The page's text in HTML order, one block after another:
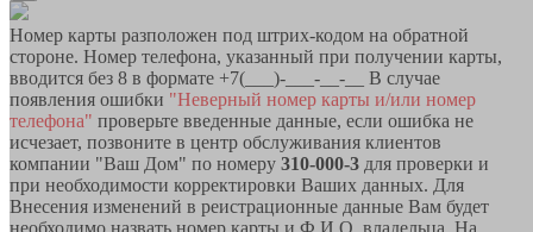
Номер карты разположен под штрих-кодом на обратной
стороне. Номер телефона, указанный при получении карты,
вводится без 8 в формате +7(___)-___-__-__ В случае
появления ошибки "Неверный номер карты и/или номер
телефона" проверьте введенные данные, если ошибка не
исчезает, позвоните в центр обслуживания клиентов
компании "Ваш Дом" по номеру 310-000-3 для проверки и
при необходимости корректировки Ваших данных. Для
Внесения изменений в реистрационные данные Вам будет